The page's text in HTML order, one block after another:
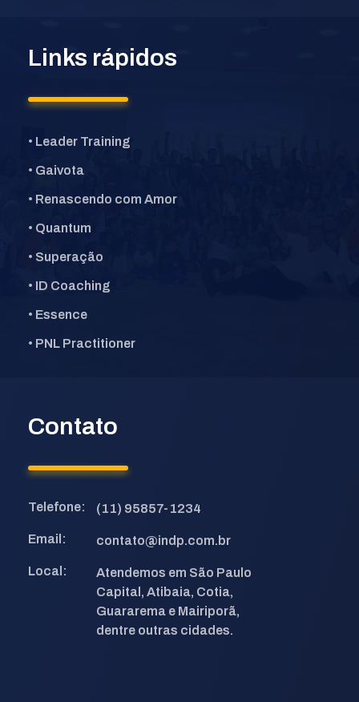
Links rápidos
• Leader Training
• Gaivota
• Renascendo com Amor
• Quantum
• Superação
• ID Coaching
• Essence
• PNL Practitioner
Contato
Telefone: (11) 95857-1234
Email: contato@indp.com.br
Local:
Atendemos em São Paulo
Capital, Atibaia, Cotia,
Guararema e Mairiporã,
dentre outras cidades.